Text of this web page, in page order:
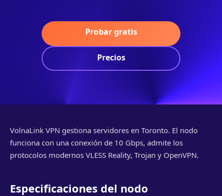
Probar gratis
Precios
VolnaLink VPN gestiona servidores en Toronto. El nodo
funciona con una conexión de 10 Gbps, admite los
protocolos modernos VLESS Reality, Trojan y OpenVPN.
Especificaciones del nodo